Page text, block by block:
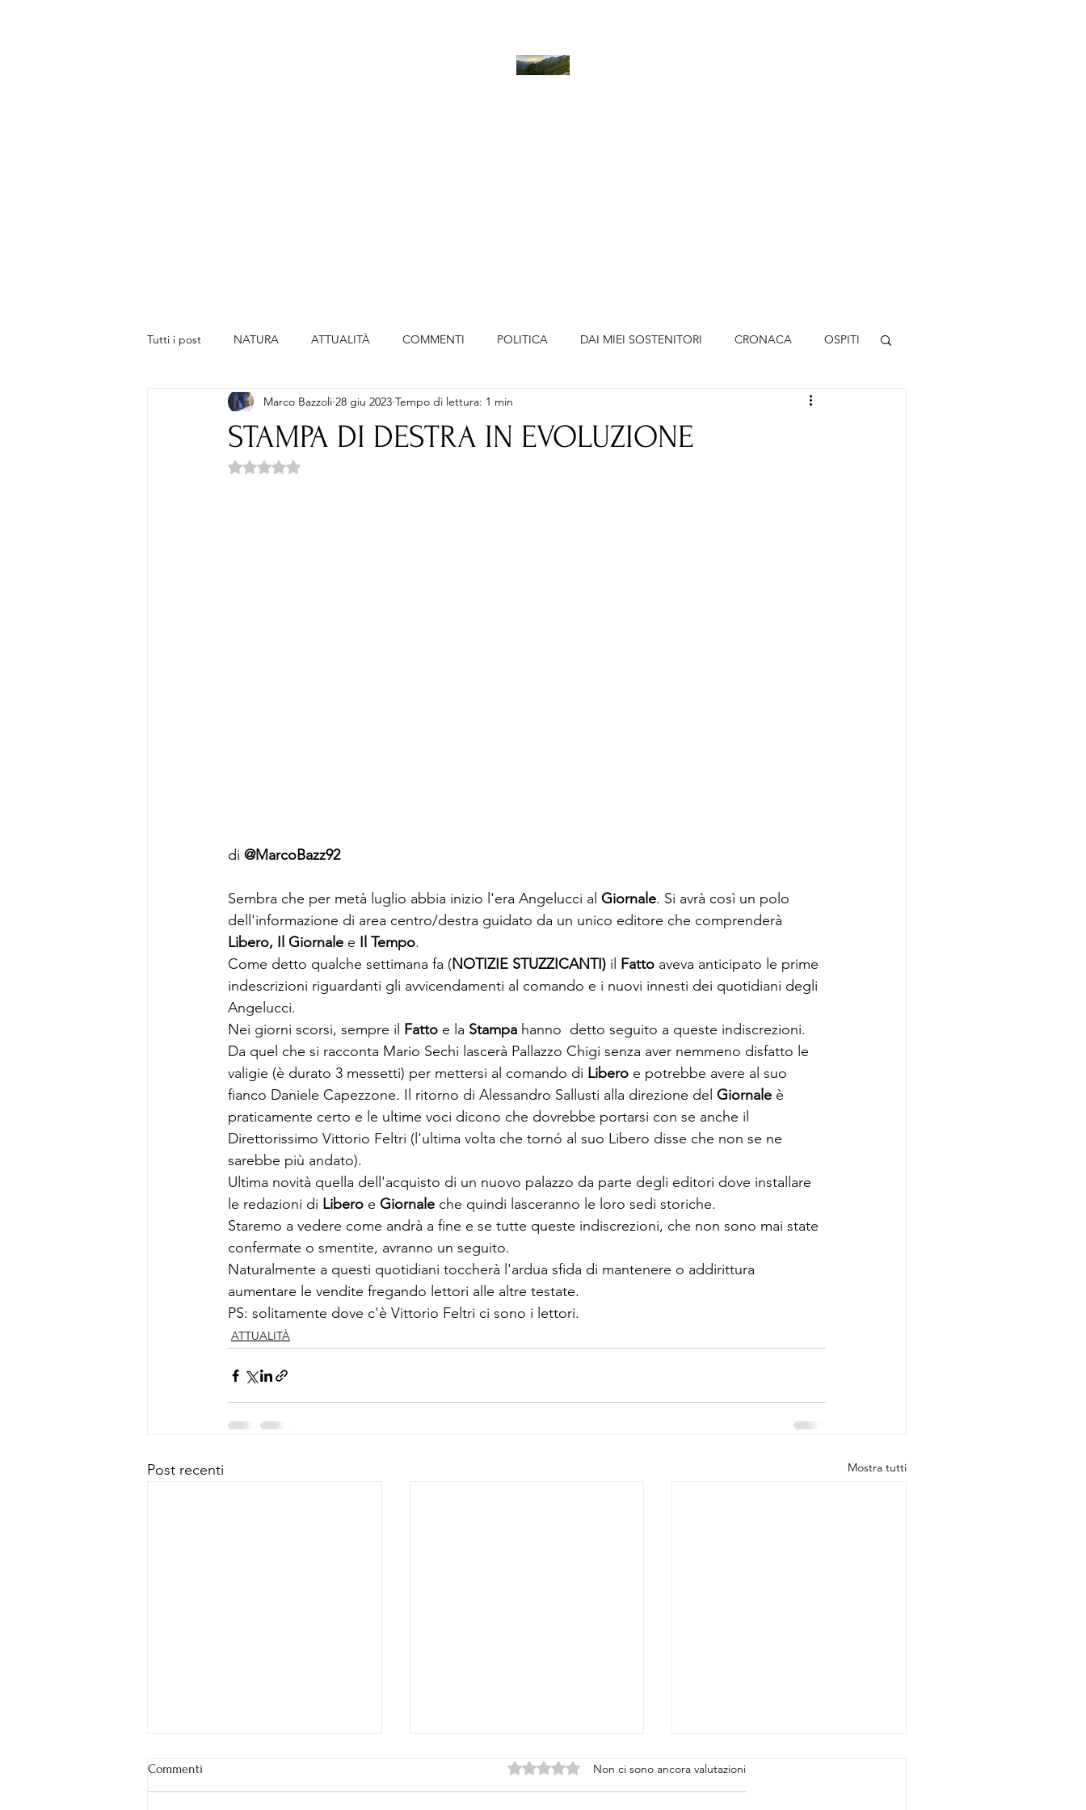
Tutti i post NATURA ATTUALITÀ COMMENTI POLITICA DAI MIEI SOSTENITORI CRONACA OSPITI
STAMPA DI DESTRA IN EVOLUZIONE
Marco Bazzoli 28 giu 2023 Tempo di lettura: 1 min
Valutazione NaN stelle su 5.
di @MarcoBazz92
Sembra che per metà luglio abbia inizio l'era Angelucci al Giornale. Si avrà così un polo
dell'informazione di area centro/destra guidato da un unico editore che comprenderà
Libero, Il Giornale e Il Tempo.
Come detto qualche settimana fa (NOTIZIE STUZZICANTI) il Fatto aveva anticipato le prime
indescrizioni riguardanti gli avvicendamenti al comando e i nuovi innesti dei quotidiani degli
Angelucci.
Nei giorni scorsi, sempre il Fatto e la Stampa hanno  detto seguito a queste indiscrezioni.
Da quel che si racconta Mario Sechi lascerà Pallazzo Chigi senza aver nemmeno disfatto le
valigie (è durato 3 messetti) per mettersi al comando di Libero e potrebbe avere al suo
fianco Daniele Capezzone. Il ritorno di Alessandro Sallusti alla direzione del Giornale è
praticamente certo e le ultime voci dicono che dovrebbe portarsi con se anche il
Direttorissimo Vittorio Feltri (l'ultima volta che tornó al suo Libero disse che non se ne
sarebbe più andato).
Ultima novità quella dell'acquisto di un nuovo palazzo da parte degli editori dove installare
le redazioni di Libero e Giornale che quindi lasceranno le loro sedi storiche.
Staremo a vedere come andrà a fine e se tutte queste indiscrezioni, che non sono mai state
confermate o smentite, avranno un seguito.
Naturalmente a questi quotidiani toccherà l'ardua sfida di mantenere o addirittura
aumentare le vendite fregando lettori alle altre testate.
PS: solitamente dove c'è Vittorio Feltri ci sono i lettori.
ATTUALITÀ
Post recenti Mostra tutti
Commenti Valutazione 0 stelle su 5.Non ci sono ancora valutazioni